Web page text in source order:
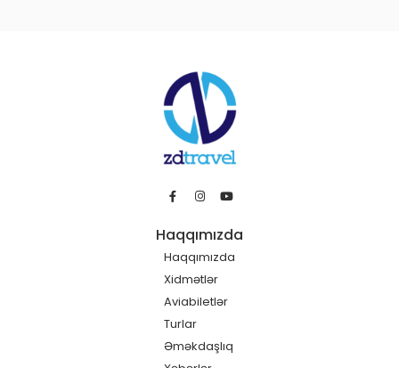
Haqqımızda
Haqqımızda
Xidmətlər
Aviabiletlər
Turlar
Əməkdaşlıq